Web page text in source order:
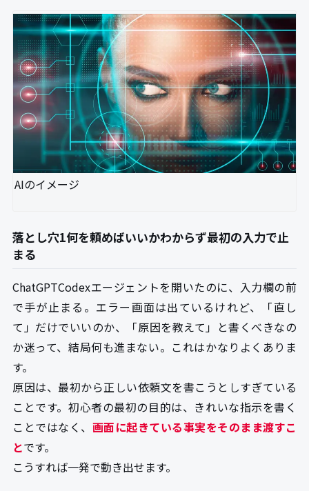
AIのイメージ
落とし穴1何を頼めばいいかわからず最初の入力で止
まる
ChatGPTCodexエージェントを開いたのに、入力欄の前
で手が止まる。エラー画面は出ているけれど、「直し
て」だけでいいのか、「原因を教えて」と書くべきなの
か迷って、結局何も進まない。これはかなりよくありま
す。
原因は、最初から正しい依頼文を書こうとしすぎている
ことです。初心者の最初の目的は、きれいな指示を書く
ことではなく、 画面に起きている事実をそのまま渡すこ
とです。
こうすれば一発で動き出せます。